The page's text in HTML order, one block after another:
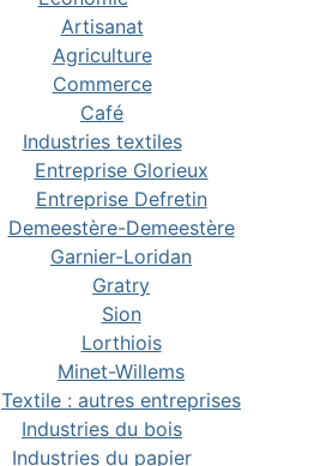
Artisanat
Agriculture
Commerce
Café
Industries textiles
Entreprise Glorieux
Entreprise Defretin
Demeestère-Demeestère
Garnier-Loridan
Gratry
Sion
Lorthiois
Minet-Willems
Textile : autres entreprises
Industries du bois
Industries du papier